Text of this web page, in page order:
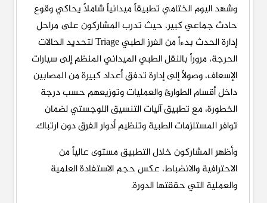
وشهد اليوم الختامي تطبيقاً ميدانياً شاملاً يحاكي وقوع
حادث جماعي كبير، حيث تدرب المشاركون على مراحل
إدارة الحدث بدءاً من الفرز الطبي Triage لتحديد الحالات
الحرجة، مروراً بالنقل الطبي الميداني المنظم إلى سيارات
الإسعاف، وصولاً إلى إدارة تدفق أعداد كبيرة من المصابين
داخل أقسام الطوارئ والعمليات وتوزيعهم حسب درجة
الخطورة، مع تطبيق آليات التنسيق اللوجستي لضمان
توافر المستلزمات الطبية وتنظيم أدوار الفرق دون ارتباك.
وأظهر المشاركون خلال التطبيق مستوى عالياً من
الاحترافية والانضباط، عكس حجم الاستفادة العلمية
والعملية التي حققتها الدورة.